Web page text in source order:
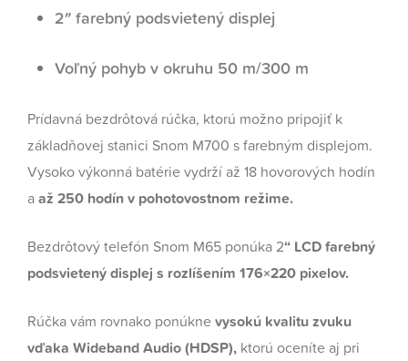
2″ farebný podsvietený displej
Voľný pohyb v okruhu 50 m/300 m
Prídavná bezdrôtová rúčka, ktorú možno pripojiť k
základňovej stanici Snom M700 s farebným displejom.
Vysoko výkonná batérie vydrží až 18 hovorových hodín
aaž 250 hodín v pohotovostnom režime.
Bezdrôtový telefón Snom M65 ponúka 2“ LCD farebný
podsvietený displej s rozlíšením 176×220 pixelov.
Rúčka vám rovnako ponúkne vysokú kvalitu zvuku
vďaka Wideband Audio (HDSP), ktorú oceníte aj pri